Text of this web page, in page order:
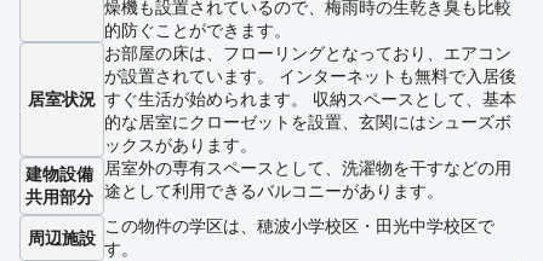
燥機も設置されているので、梅雨時の生乾き臭も比較
的防ぐことができます。
居室状況
お部屋の床は、フローリングとなっており、エアコン
が設置されています。 インターネットも無料で入居後
すぐ生活が始められます。 収納スペースとして、基本
的な居室にクローゼットを設置、玄関にはシューズボ
ックスがあります。
建物設備
共用部分
居室外の専有スペースとして、洗濯物を干すなどの用
途として利用できるバルコニーがあります。
周辺施設
この物件の学区は、穂波小学校区・田光中学校区で
す。